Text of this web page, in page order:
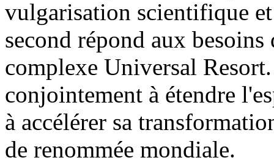
vulgarisation scientifique
second répond aux
complexe Universal
conjointement à étendre
à accélérer sa
de renommée mondiale.